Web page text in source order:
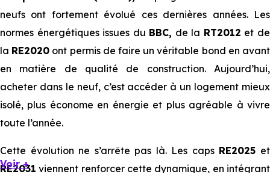
neufs ont fortement évolué ces dernières années. Les
normes énergétiques issues du BBC, de la RT2012 et de
la RE2020 ont permis de faire un véritable bond en avant
en matière de qualité de construction. Aujourd’hui,
acheter dans le neuf, c’est accéder à un logement mieux
isolé, plus économe en énergie et plus agréable à vivre
toute l’année.
Cette évolution ne s’arrête pas là. Les caps RE2025 et
RE2031 viennent renforcer cette dynamique, en intégrant
Voir +